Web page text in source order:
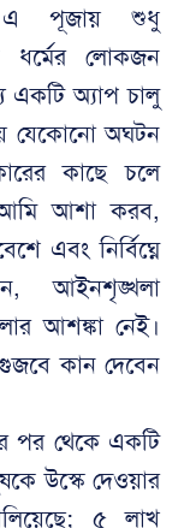
এ পূজায় শুধু
ধর্মের লোকজন
একটি অ্যাপ চালু
যেকোনো অঘটন
কাছে চলে
‘আমি আশা করব,
এবং নির্বিঘ্নে
আইনশৃঙ্খলা
আশঙ্কা নেই।
কান দেবেন
পর থেকে একটি
উস্কে দেওয়ার
৫ লাখ